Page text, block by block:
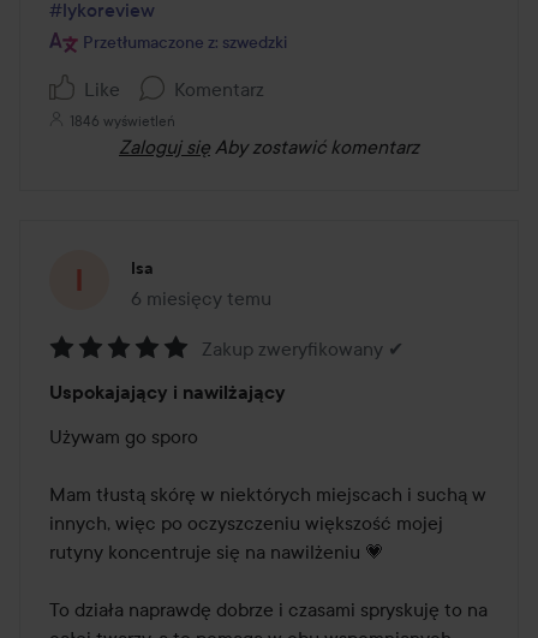
#lykoreview
Przetłumaczone z: szwedzki
Like Komentarz
1846 wyświetleń
Zaloguj się Aby zostawić komentarz
Isa
6 miesięcy temu
Post został utworzony 6 miesięcy temu
5
z
Zakup zweryfikowany ✔
Uspokajający i nawilżający
Używam go sporo
Mam tłustą skórę w niektórych miejscach i suchą w
innych, więc po oczyszczeniu większość mojej
rutyny koncentruje się na nawilżeniu 💗
To działa naprawdę dobrze i czasami spryskuję to na